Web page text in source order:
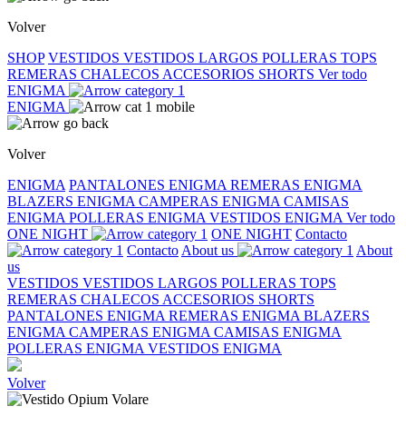
Volver
SHOP VESTIDOS VESTIDOS LARGOS POLLERAS TOPS
REMERAS CHALECOS ACCESORIOS SHORTS Ver todo
ENIGMA
ENIGMA
Volver
ENIGMA PANTALONES ENIGMA REMERAS ENIGMA
BLAZERS ENIGMA CAMPERAS ENIGMA CAMISAS
ENIGMA POLLERAS ENIGMA VESTIDOS ENIGMA Ver todo
ONE NIGHT
ONE NIGHT Contacto
Contacto About us
About
us
VESTIDOS VESTIDOS LARGOS POLLERAS TOPS
REMERAS CHALECOS ACCESORIOS SHORTS
PANTALONES ENIGMA REMERAS ENIGMA BLAZERS
ENIGMA CAMPERAS ENIGMA CAMISAS ENIGMA
POLLERAS ENIGMA VESTIDOS ENIGMA
Volver